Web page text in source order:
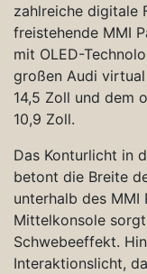
zahlreiche digitale
freistehende MMI
mit OLED-
großen Audi
14,5 Zoll und dem
10,9 Zoll.
Das Konturlicht in
betont die Breite
unterhalb des MMI
Mittelkonsole
Schwebeeffekt.
Interaktionslicht,